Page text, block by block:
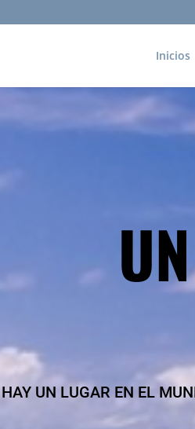
Inicios
HAY UN LUGAR EN EL